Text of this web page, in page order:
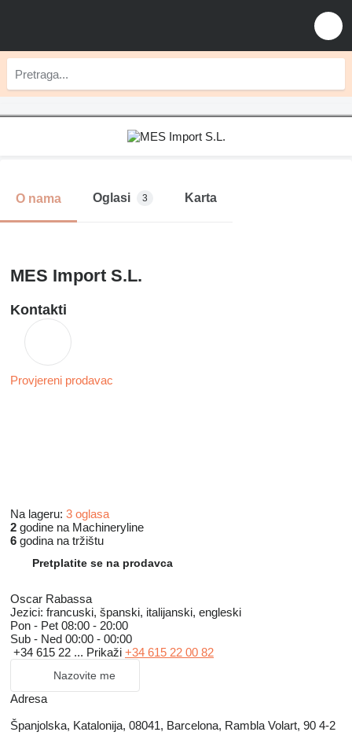
O nama Oglasi 3 Karta
MES Import S.L.
Kontakti
Provjereni prodavac
Na lageru: 3 oglasa
2 godine na Machineryline
6 godina na tržištu
Pretplatite se na prodavca
Oscar Rabassa
Jezici: francuski, španski, italijanski, engleski
Pon - Pet 08:00 - 20:00
Sub - Ned 00:00 - 00:00
+34 615 22 ... Prikaži +34 615 22 00 82
Nazovite me
Adresa
Španjolska, Katalonija, 08041, Barcelona, Rambla Volart, 90 4-2